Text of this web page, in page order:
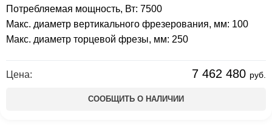
Цена: 7 462 480 руб.
Потребляемая мощность, Вт: 7500
Макс. диаметр вертикального фрезерования, мм: 100
Макс. диаметр торцевой фрезы, мм: 250
СООБЩИТЬ О НАЛИЧИИ